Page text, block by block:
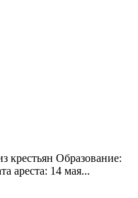
крестьян Образование:
ареста: 14 мая...